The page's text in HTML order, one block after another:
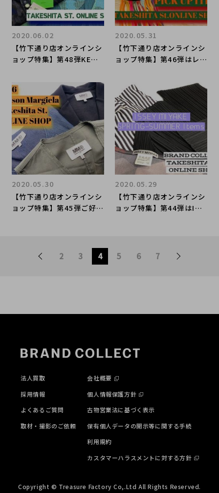
【竹下通り店オンラインシ
ョップ特集】第48弾KENZ
2020.06.02
【竹下通り店オンラインシ
ョップ特集】第46弾はレデ
アイテムをピックアップ
2020.05.31
【竹下通り店オンラインシ
ョップ特集】第45弾ご好評
2020.05.30
【竹下通り店オンラインシ
ョップ特集】第44弾はISS
2020.05.29
2 3 4 5 6 7
法人買取
採用情報
よくあるご質問
取材・撮影のご依頼
会社概要
個人情報保護方針
古物営業法に基づく表示
保有個人データの開示等に関する手続
利用規約
カスタマーハラスメントに対する方針
Copyright © Treasure Factory Co,.Ltd All Rights Reserved.